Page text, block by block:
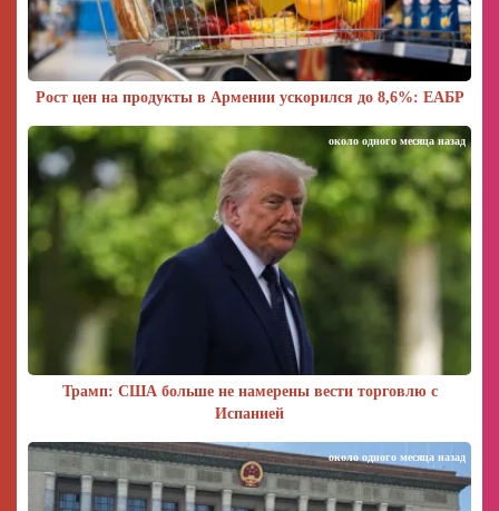
Рост цен на продукты в Армении ускорился до 8,6%: ЕАБР
Трамп: США больше не намерены вести торговлю с
Испанией
около одного месяца назад
около одного месяца назад